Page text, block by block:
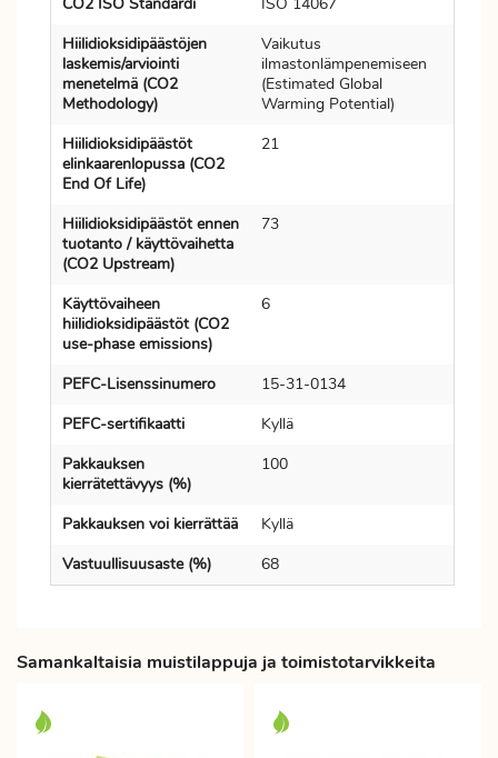
Hiilidioksidipäästöjen
laskemis/arviointi
menetelmä (CO2
Methodology)
Vaikutus
ilmastonlämpenemiseen
(Estimated Global
Warming Potential)
Hiilidioksidipäästöt
elinkaarenlopussa (CO2
End Of Life)
21
Hiilidioksidipäästöt ennen
tuotanto / käyttövaihetta
(CO2 Upstream)
73
Käyttövaiheen
hiilidioksidipäästöt (CO2
use-phase emissions)
6
PEFC-Lisenssinumero
15-31-0134
PEFC-sertifikaatti
Kyllä
Pakkauksen
kierrätettävyys (%)
100
Pakkauksen voi kierrättää
Kyllä
Vastuullisuusaste (%)
68
Samankaltaisia muistilappuja ja toimistotarvikkeita